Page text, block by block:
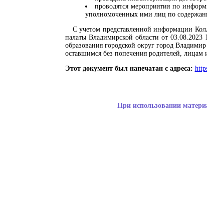
проводятся мероприятия по
уполномоченных ими лиц по
С учетом представленной информации
палаты Владимирской области от
образования городской округ город
оставшимся без попечения родителей,
Этот документ был напечатан с адреса:
При использовании